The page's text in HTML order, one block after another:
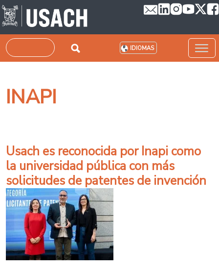
Pasar al contenido principal
Buscar IDIOMAS
INAPI
Usach es reconocida por Inapi como
la universidad pública con más
solicitudes de patentes de invención